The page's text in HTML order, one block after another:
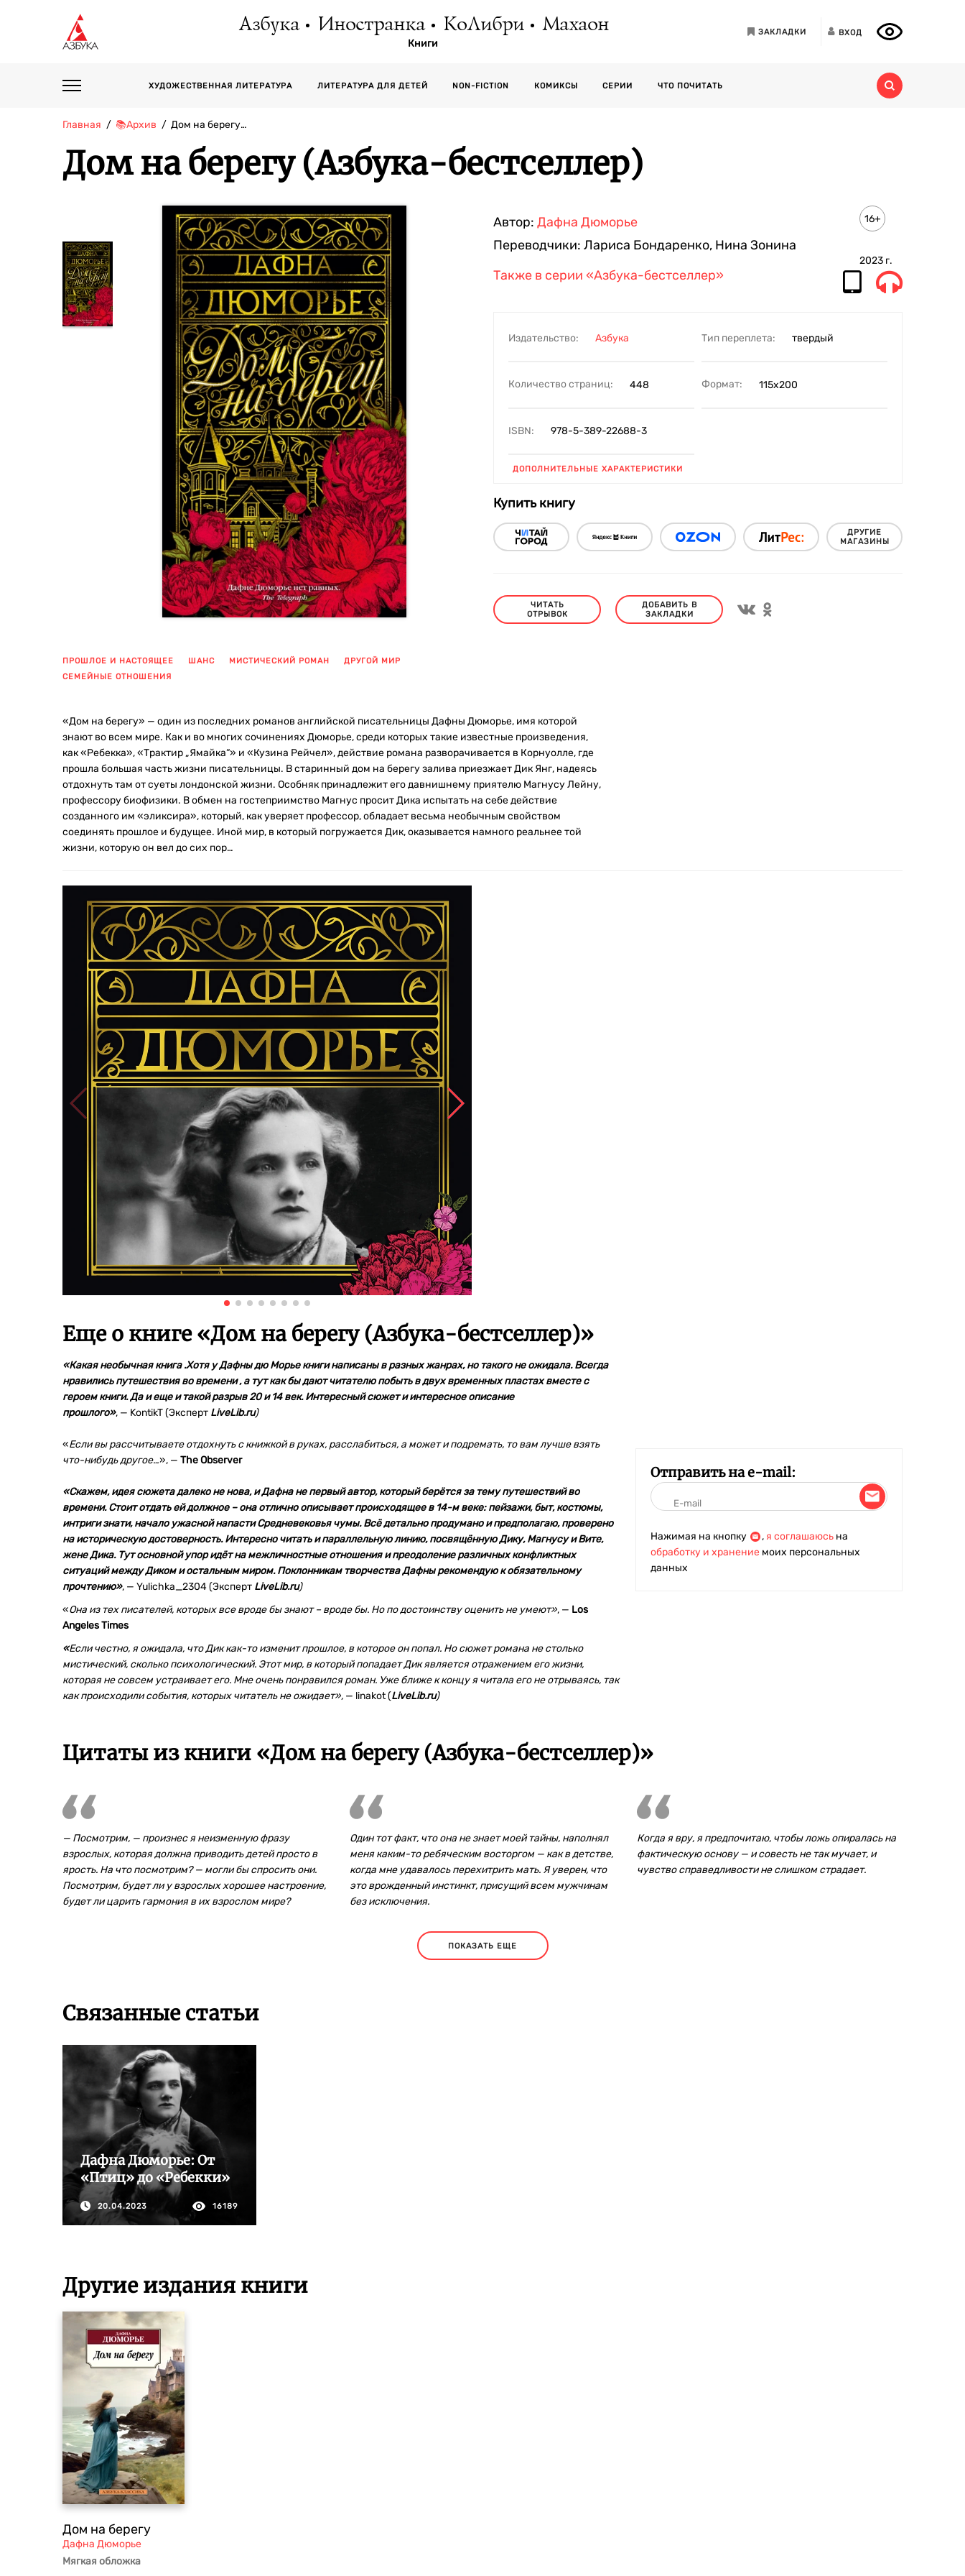
Азбука Иностранка КоЛибри Махаон
Книги
ЗАКЛАДКИ ВХОД
ХУДОЖЕСТВЕННАЯ ЛИТЕРАТУРА ЛИТЕРАТУРА ДЛЯ ДЕТЕЙ NON-FICTION КОМИКСЫ СЕРИИ ЧТО ПОЧИТАТЬ
Главная 📚Архив Дом на берегу…
Дом на берегу (Азбука-бестселлер)
ПРОШЛОЕ И НАСТОЯЩЕЕ ШАНС МИСТИЧЕСКИЙ РОМАН
ДРУГОЙ МИР
СЕМЕЙНЫЕ ОТНОШЕНИЯ
Автор: Дафна Дюморье
Переводчики: Лариса Бондаренко, Нина Зонина
16+
2023 г.
Также в серии «Азбука-бестселлер»
Издательство: Азбука Тип переплета: твердый
Количество страниц: 448 Формат: 115x200
ISBN: 978-5-389-22688-3
ДОПОЛНИТЕЛЬНЫЕ ХАРАКТЕРИСТИКИ
Купить книгу
ДРУГИЕ
МАГАЗИНЫ
ЧИТАТЬ
ОТРЫВОК
ДОБАВИТЬ В
ЗАКЛАДКИ
«Дом на берегу» — один из последних романов английской писательницы Дафны Дюморье, имя которой
знают во всем мире. Как и во многих сочинениях Дюморье, среди которых такие известные произведения,
как «Ребекка», «Трактир „Ямайка“» и «Кузина Рейчел», действие романа разворачивается в Корнуолле, где
прошла большая часть жизни писательницы. В старинный дом на берегу залива приезжает Дик Янг, надеясь
отдохнуть там от суеты лондонской жизни. Особняк принадлежит его давнишнему приятелю Магнусу Лейну,
профессору биофизики. В обмен на гостеприимство Магнус просит Дика испытать на себе действие
созданного им «эликсира», который, как уверяет профессор, обладает весьма необычным свойством
соединять прошлое и будущее. Иной мир, в который погружается Дик, оказывается намного реальнее той
жизни, которую он вел до сих пор…
Еще о книге «Дом на берегу (Азбука-бестселлер)»
«Какая необычная книга .Хотя у Дафны дю Морье книги написаны в разных жанрах, но такого не ожидала. Всегда
нравились путешествия во времени , а тут как бы дают читателю побыть в двух временных пластах вместе с
героем книги. Да и еще и такой разрыв 20 и 14 век. Интересный сюжет и интересное описание
прошлого», — KontikT (Эксперт LiveLib.ru)
«Если вы рассчитываете отдохнуть с книжкой в руках, расслабиться, а может и подремать, то вам лучше взять
что-нибудь другое…», — The Observer
«Скажем, идея сюжета далеко не нова, и Дафна не первый автор, который берётся за тему путешествий во
времени. Стоит отдать ей должное – она отлично описывает происходящее в 14-м веке: пейзажи, быт, костюмы,
интриги знати, начало ужасной напасти Средневековья чумы. Всё детально продумано и предполагаю, проверено
на историческую достоверность. Интересно читать и параллельную линию, посвящённую Дику, Магнусу и Вите,
жене Дика. Тут основной упор идёт на межличностные отношения и преодоление различных конфликтных
ситуаций между Диком и остальным миром. Поклонникам творчества Дафны рекомендую к обязательному
прочтению», — Yulichka_2304 (Эксперт LiveLib.ru)
«Она из тех писателей, которых все вроде бы знают – вроде бы. Но по достоинству оценить не умеют», — Los
Angeles Times
«Если честно, я ожидала, что Дик как-то изменит прошлое, в которое он попал. Но сюжет романа не столько
мистический, сколько психологический. Этот мир, в который попадает Дик является отражением его жизни,
которая не совсем устраивает его. Мне очень понравился роман. Уже ближе к концу я читала его не отрываясь, так
как происходили события, которых читатель не ожидает», — linakot (LiveLib.ru)
Отправить на e-mail:
Нажимая на кнопку , я соглашаюсь на
обработку и хранение моих персональных
данных
Цитаты из книги «Дом на берегу (Азбука-бестселлер)»
— Посмотрим, — произнес я неизменную фразу
взрослых, которая должна приводить детей просто в
ярость. На что посмотрим? — могли бы спросить они.
Посмотрим, будет ли у взрослых хорошее настроение,
будет ли царить гармония в их взрослом мире?
Один тот факт, что она не знает моей тайны, наполнял
меня каким-то ребяческим восторгом — как в детстве,
когда мне удавалось перехитрить мать. Я уверен, что
это врожденный инстинкт, присущий всем мужчинам
без исключения.
Когда я вру, я предпочитаю, чтобы ложь опиралась на
фактическую основу — и совесть не так мучает, и
чувство справедливости не слишком страдает.
ПОКАЗАТЬ ЕЩЕ
Связанные статьи
Дафна Дюморье: От
«Птиц» до «Ребекки»
20.04.2023 16189
Другие издания книги
Дом на берегу
Дафна Дюморье
Мягкая обложка